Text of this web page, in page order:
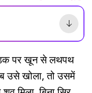
पर खून से लथपथ
उसे खोला, तो उसमें